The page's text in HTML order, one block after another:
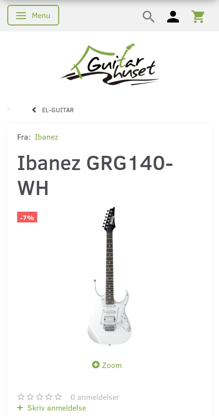
Skifte navigation
Menu
EL-GUITAR
Fra: Ibanez
Ibanez GRG140-
WH
-7%
Zoom
0 anmeldelser
Skriv anmeldelse